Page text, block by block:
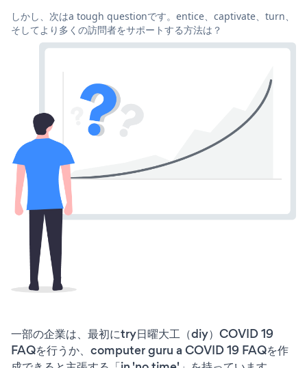
しかし、次はa tough questionです。entice、captivate、turn、
そしてより多くの訪問者をサポートする方法は？
一部の企業は、最初にtry日曜大工（diy）COVID 19
FAQを行うか、computer guru a COVID 19 FAQを作